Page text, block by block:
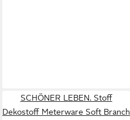
SCHÖNER LEBEN. Stoff
Dekostoff Meterware Soft Branch